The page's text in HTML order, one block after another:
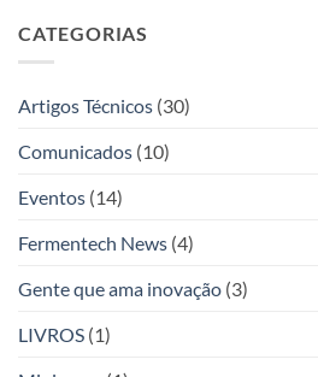
CATEGORIAS
Artigos Técnicos (30)
Comunicados (10)
Eventos (14)
Fermentech News (4)
Gente que ama inovação (3)
LIVROS (1)